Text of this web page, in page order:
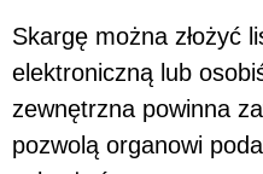
Skargę można złożyć
elektroniczną lub
zewnętrzna powinna
pozwolą organowi